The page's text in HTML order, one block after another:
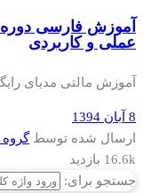
عملی و کاربردی
آموزش مالتی مدیای
8 آبان 1394
ارسال شده توسط
16.6k بازدید
جستجو برای: